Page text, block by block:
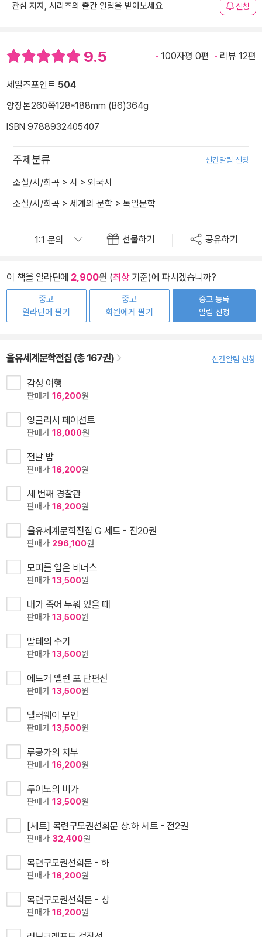
관심 저자, 시리즈의 출간 알림을 받아보세요 신청
9.5 100자평 0편 리뷰 12편
세일즈포인트 504
양장본260쪽128*188mm (B6)364g
ISBN 9788932405407
주제분류 신간알림 신청
소설/시/희곡 > 시 > 외국시
소설/시/희곡 > 세계의 문학 > 독일문학
선물하기 공유하기
이 책을 알라딘에 2,900원 (최상기준)에 파시겠습니까?
중고
알라딘에 팔기
중고
회원에게 팔기
중고 등록
알림 신청
을유세계문학전집 (총 167권) 신간알림 신청
감성 여행
판매가 16,200원
잉글리시 페이션트
판매가 18,000원
전날 밤
판매가 16,200원
세 번째 경찰관
판매가 16,200원
을유세계문학전집 G 세트 - 전20권
판매가 296,100원
모피를 입은 비너스
판매가 13,500원
내가 죽어 누워 있을 때
판매가 13,500원
말테의 수기
판매가 13,500원
에드거 앨런 포 단편선
판매가 13,500원
댈러웨이 부인
판매가 13,500원
루공가의 치부
판매가 16,200원
두이노의 비가
판매가 13,500원
[세트] 목련구모권선희문 상.하 세트 - 전2권
판매가 32,400원
목련구모권선희문 - 하
판매가 16,200원
목련구모권선희문 - 상
판매가 16,200원